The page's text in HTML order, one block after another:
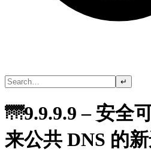
↵
🌁9.9.9.9 – 安全
来公共 DNS 的